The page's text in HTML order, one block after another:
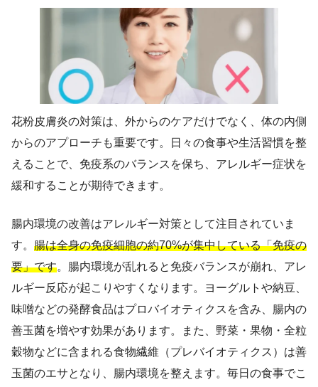
花粉皮膚炎の対策は、外からのケアだけでなく、体の内側
からのアプローチも重要です。日々の食事や生活習慣を整
えることで、免疫系のバランスを保ち、アレルギー症状を
緩和することが期待できます。
腸内環境の改善はアレルギー対策として注目されていま
す。 腸は全身の免疫細胞の約70%が集中している「免疫の
要」です。腸内環境が乱れると免疫バランスが崩れ、アレ
ルギー反応が起こりやすくなります。ヨーグルトや納豆、
味噌などの発酵食品はプロバイオティクスを含み、腸内の
善玉菌を増やす効果があります。また、野菜・果物・全粒
穀物などに含まれる食物繊維（プレバイオティクス）は善
玉菌のエサとなり、腸内環境を整えます。毎日の食事でこ